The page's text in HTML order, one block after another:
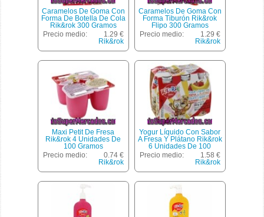
Caramelos De Goma Con
Forma De Botella De Cola
Rik&rok 300 Gramos
Precio medio:
1.29 €
Rik&rok
Caramelos De Goma Con
Forma Tiburón Rik&rok
Flipo 300 Gramos
Precio medio:
1.29 €
Rik&rok
Maxi Petit De Fresa
Rik&rok 4 Unidades De
100 Gramos
Precio medio:
0.74 €
Rik&rok
Yogur Líquido Con Sabor
A Fresa Y Plátano Rik&rok
6 Unidades De 100
Gramos
Precio medio:
1.58 €
Rik&rok